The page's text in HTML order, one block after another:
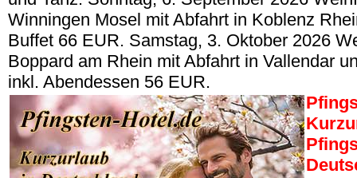
Winningen Mosel mit Abfahrt in Koblenz
Buffet 66 EUR. Samstag, 3. Oktober 2026
Boppard am Rhein mit Abfahrt in Vallendar
inkl. Abendessen 56 EUR.